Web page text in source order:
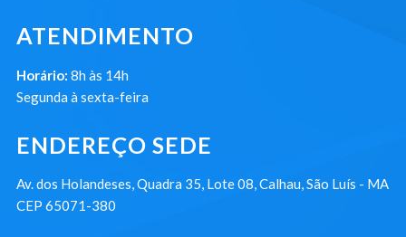
ATENDIMENTO
Horário: 8h às 14h
Segunda à sexta-feira
ENDEREÇO SEDE
Av. dos Holandeses, Quadra 35, Lote 08, Calhau, São Luís - MA
CEP 65071-380